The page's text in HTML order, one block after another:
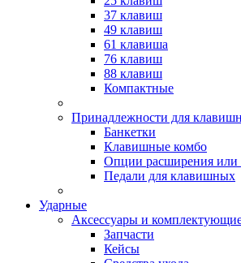
37 клавиш
49 клавиш
61 клавиша
76 клавиш
88 клавиш
Компактные
Принадлежности для
Банкетки
Клавишные комбо
Опции расширения или
Педали для клавишных
Ударные
Аксессуары и
Запчасти
Кейсы